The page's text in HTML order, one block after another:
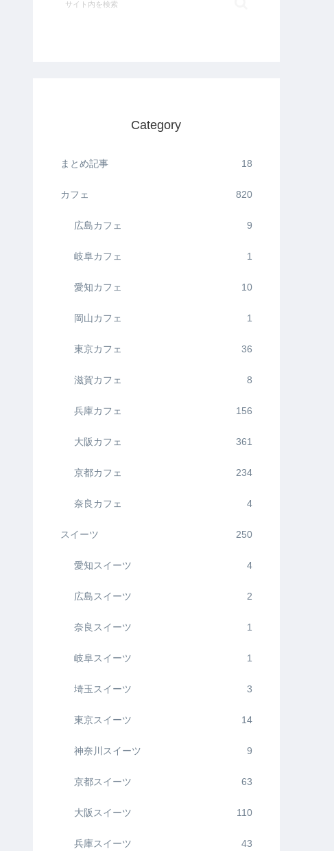
Category
まとめ記事 18
カフェ 820
広島カフェ 9
岐阜カフェ 1
愛知カフェ 10
岡山カフェ 1
東京カフェ 36
滋賀カフェ 8
兵庫カフェ 156
大阪カフェ 361
京都カフェ 234
奈良カフェ 4
スイーツ 250
愛知スイーツ 4
広島スイーツ 2
奈良スイーツ 1
岐阜スイーツ 1
埼玉スイーツ 3
東京スイーツ 14
神奈川スイーツ 9
京都スイーツ 63
大阪スイーツ 110
兵庫スイーツ 43